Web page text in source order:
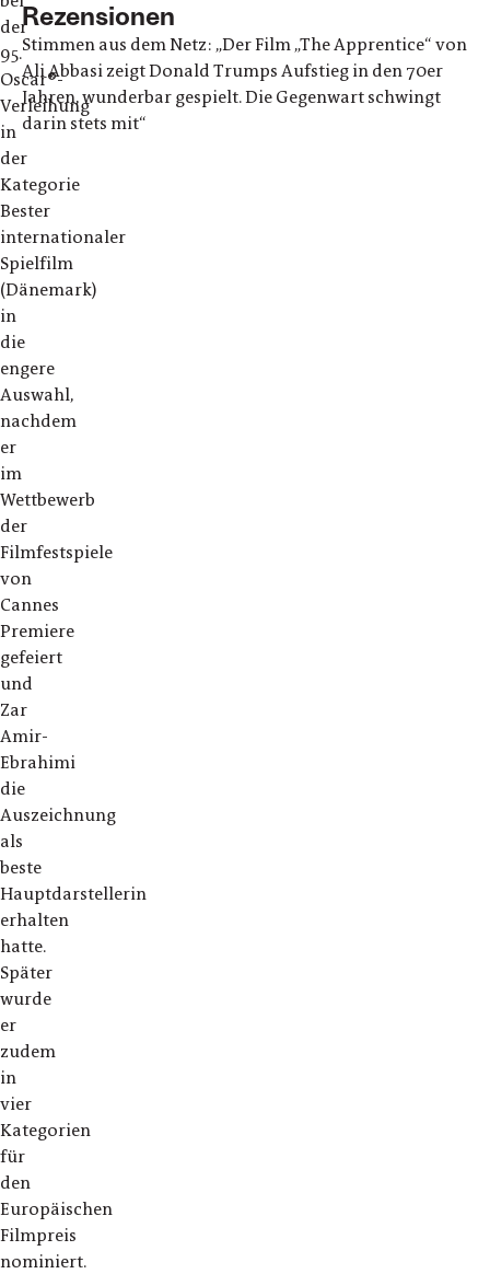
der
95.
Oscar®-
Verleihung
in
der
Kategorie
Bester
internationaler
Spielfilm
(Dänemark)
in
die
engere
Auswahl,
nachdem
er
im
Wettbewerb
der
Filmfestspiele
von
Cannes
Premiere
gefeiert
und
Zar
Amir-
Ebrahimi
die
Auszeichnung
als
beste
Hauptdarstellerin
erhalten
hatte.
Später
wurde
er
zudem
in
vier
Kategorien
für
den
Europäischen
Filmpreis
nominiert.
Rezensionen
Stimmen aus dem Netz: „Der Film „The Apprentice“ von
Ali Abbasi zeigt Donald Trumps Aufstieg in den 70er
Jahren, wunderbar gespielt. Die Gegenwart schwingt
darin stets mit“